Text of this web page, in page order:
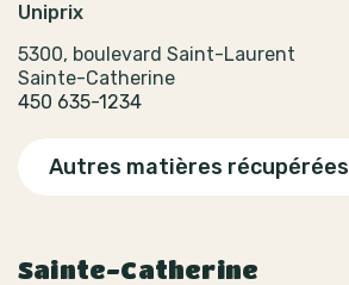
Uniprix
5300, boulevard Saint-Laurent
Sainte-Catherine
450 635-1234
Autres matières récupérées
Sainte-Catherine